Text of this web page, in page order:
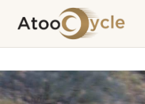
contenu